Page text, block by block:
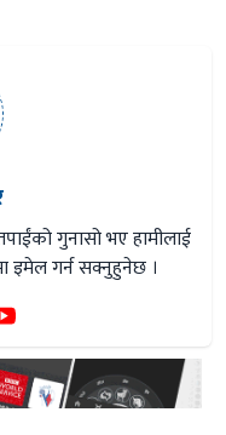
गुनासो भए हामीलाई
इमेल गर्न सक्नुहुनेछ ।